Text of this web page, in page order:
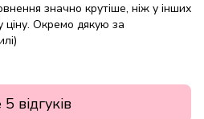
значно крутіше, ніж у інших
ціну. Окремо дякую за
відгуків